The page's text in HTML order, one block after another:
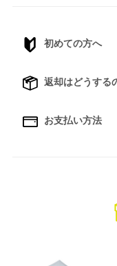
初めての方へ
返却はどうする
お支払い方法